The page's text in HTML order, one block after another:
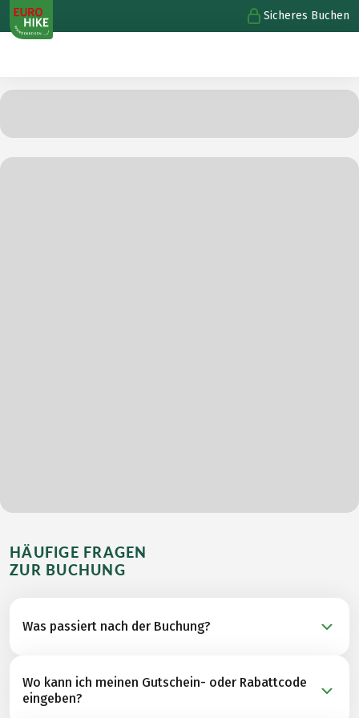
1 Sicheres Buchen
HÄUFIGE FRAGEN
ZUR BUCHUNG
Was passiert nach der Buchung?
Sobald Sie Ihre Buchung abgeschickt haben, prüfen
unsere Reisespezialisten die Verfügbarkeiten bei
Unterkünften und weiteren Leistungspartnern für
Wo kann ich meinen Gutschein- oder Rabattcode
eingeben?